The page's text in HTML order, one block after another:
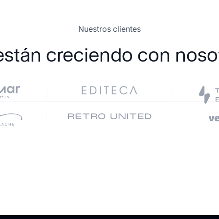
Nuestros clientes
creciendo con